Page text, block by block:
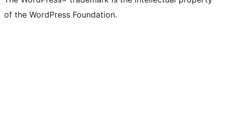
of the WordPress Foundation.